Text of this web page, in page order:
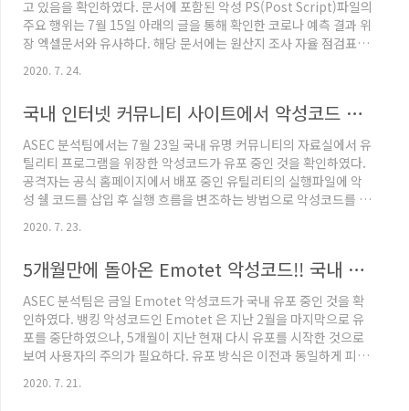
고 있음을 확인하였다. 문서에 포함된 악성 PS(Post Script)파일의
주요 행위는 7월 15일 아래의 글을 통해 확인한 코로나 예측 결과 위
장 엑셀문서와 유사하다. 해당 문서에는 원산지 조사 자율 점검표가
문서를 악의적으로 가공한 것으로 추정된다. 코로나 예측 결과 위장
없이 발견되고 있는 가운데 이번에도 ASEC 분석팀에서는 '코로나
예측 결과'에 대한 내용으로 사용자를 속여 메일과 문서를 열람하도
록한 공격을 확�� asec.ahnlab.com 한글문서 첫 페이지 우측
상단에는 아래의 그림과 같..
2020. 7. 24.
국내 인터넷 커뮤니티 사이트에서 악성코드 유포 (유틸리티 위장)
ASEC 분석팀에서는 7월 23일 국내 유명 커뮤니티의 자료실에서 유
틸리티 프로그램을 위장한 악성코드가 유포 중인 것을 확인하였다.
공격자는 공식 홈페이지에서 배포 중인 유틸리티의 실행파일에 악
성 쉘 코드를 삽입 후 실행 흐름을 변조하는 방법으로 악성코드를 제
악성코드의 동작방식은 7월 15일에 '코로나 예측 결과' 위장하여 유
와 유사한 것으로 확인되었다. 자료실의 유틸리티 항목에 다음과 같
이 첨부파일을 포함한 게시글을 업로드하였다. 해당 게시글은 특정
유틸리티 프로그램을 소개하는 내용으로 이루어져 있으며 첨부파일
내부에는 악성코드가 존재한다. 첨부파일 내부의..
2020. 7. 23.
5개월만에 돌아온 Emotet 악성코드!! 국내 유포 중
ASEC 분석팀은 금일 Emotet 악성코드가 국내 유포 중인 것을 확
인하였다. 뱅킹 악성코드인 Emotet 은 지난 2월을 마지막으로 유
포를 중단하였으나, 5개월이 지난 현재 다시 유포를 시작한 것으로
보여 사용자의 주의가 필요하다. 유포 방식은 이전과 동일하게 피싱
다운로드 링크가 첨부된 형태와 PDF 파일이 첨부된 형태, 악성 문서
2020. 7. 21.